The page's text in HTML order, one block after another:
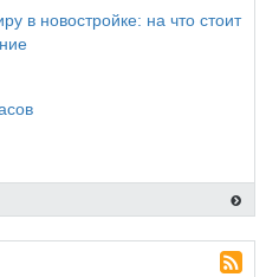
в новостройке: на что стоит